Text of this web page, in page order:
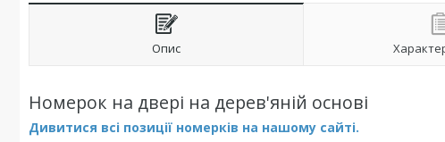
Опис
Номерок на двері на дерев'яній основі
Дивитися всі позиції номерків на нашому сайті.